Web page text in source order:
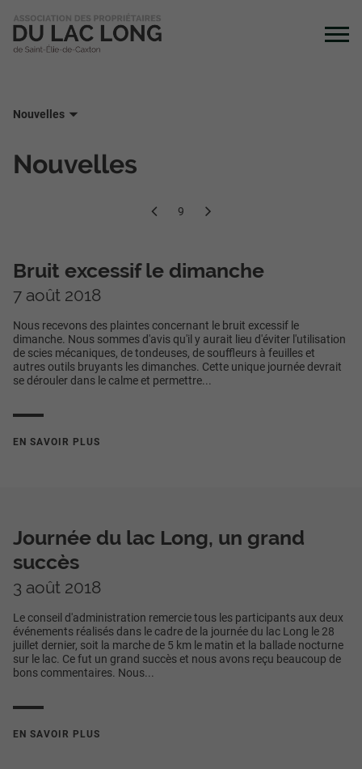
Nouvelles
Nouvelles
9
Bruit excessif le dimanche
7 août 2018
Nous recevons des plaintes concernant le bruit excessif le
dimanche. Nous sommes d'avis qu'il y aurait lieu d'éviter l'utilisation
de scies mécaniques, de tondeuses, de souffleurs à feuilles et
autres outils bruyants les dimanches. Cette unique journée devrait
se dérouler dans le calme et permettre...
EN SAVOIR PLUS
Journée du lac Long, un grand
succès
3 août 2018
Le conseil d'administration remercie tous les participants aux deux
événements réalisés dans le cadre de la journée du lac Long le 28
juillet dernier, soit la marche de 5 km le matin et la ballade nocturne
sur le lac. Ce fut un grand succès et nous avons reçu beaucoup de
bons commentaires. Nous...
EN SAVOIR PLUS